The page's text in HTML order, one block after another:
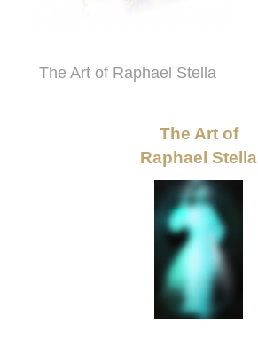
The Art of Raphael Stella
The Art of
Raphael Stella